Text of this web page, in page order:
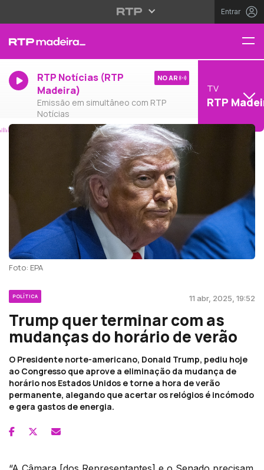
Entrar
RTP Notícias (RTP
Madeira)
Emissão em simultâneo com RTP
Notícias
NO AR
TV
RTP
Foto: EPA
POLÍTICA 11 abr, 2025, 19:52
Trump quer terminar com as
mudanças do horário de verão
O Presidente norte-americano, Donald Trump, pediu hoje
ao Congresso que aprove a eliminação da mudança de
horário nos Estados Unidos e torne a hora de verão
permanente, alegando que acertar os relógios é incómodo
e gera gastos de energia.